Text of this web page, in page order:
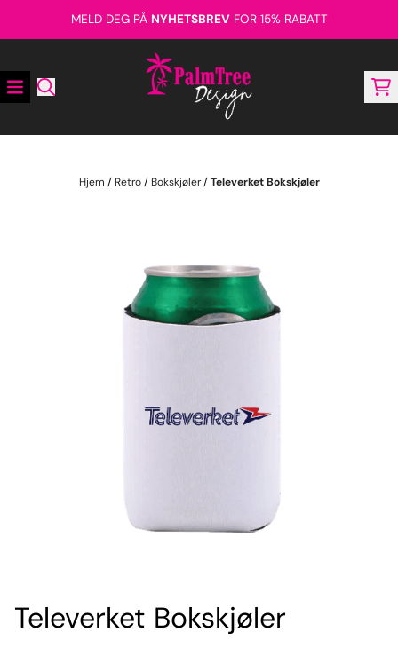
Hopp til innholdMELD DEG PÅ NYHETSBREV FOR 15% RABATT
Hjem / Retro/ Bokskjøler/Televerket Bokskjøler
Televerket Bokskjøler